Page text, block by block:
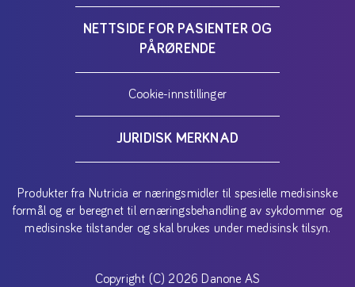
NETTSIDE FOR PASIENTER OG
PÅRØRENDE
Cookie-innstillinger
JURIDISK MERKNAD
Produkter fra Nutricia er næringsmidler til spesielle medisinske
formål og er beregnet til ernæringsbehandling av sykdommer og
medisinske tilstander og skal brukes under medisinsk tilsyn.
Copyright (C) 2026 Danone AS